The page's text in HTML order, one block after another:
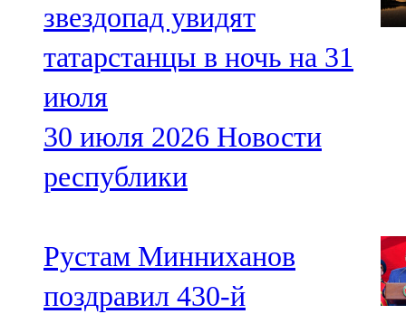
звездопад увидят
татарстанцы в ночь на 31
июля
30 июля 2026 Новости
республики
Рустам Минниханов
поздравил 430-й